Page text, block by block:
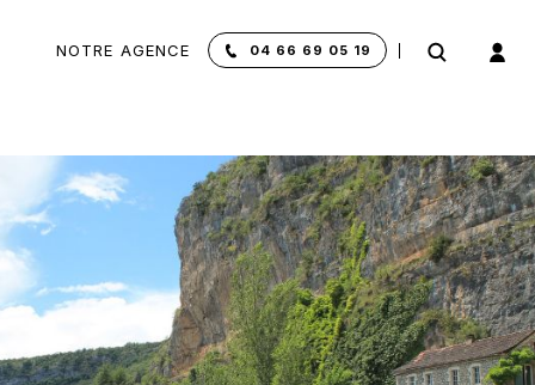
NOTRE AGENCE 04 66 69 05 19